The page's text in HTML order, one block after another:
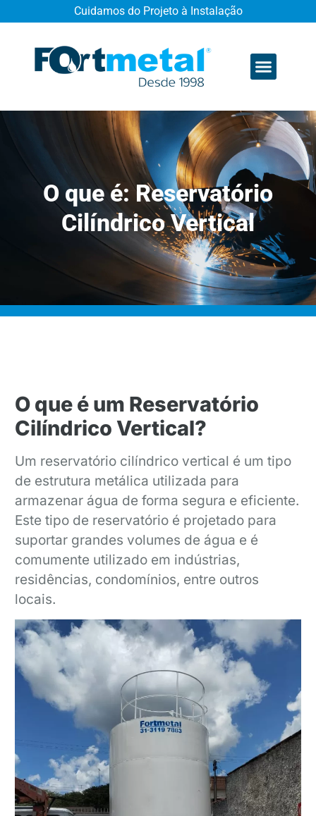
Cuidamos do Projeto à Instalação
O que é: Reservatório
Cilíndrico Vertical
O que é um Reservatório
Cilíndrico Vertical?
Um reservatório cilíndrico vertical é um tipo
de estrutura metálica utilizada para
armazenar água de forma segura e eficiente.
Este tipo de reservatório é projetado para
suportar grandes volumes de água e é
comumente utilizado em indústrias,
residências, condomínios, entre outros
locais.